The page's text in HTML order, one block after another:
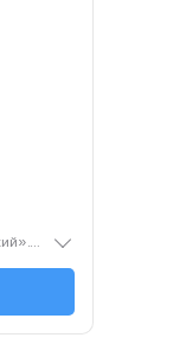
Застройщик — ООО СЗ «Селигерский». Проектная декларация — наш.дом.рф. Акция до 28.02.26. Не оферта. Подробности — Level.ru